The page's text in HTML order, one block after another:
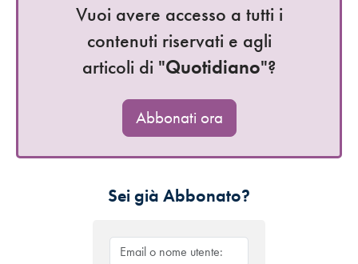
Vuoi avere accesso a tutti i
contenuti riservati e agli
articoli di "Quotidiano"?
Abbonati ora
Sei già Abbonato?